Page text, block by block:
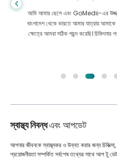
আমি আমার ছেলে এবং GoMedii-এর উজ্জ্বল
বাংলাদেশ থেকে ভারতে আমার যাত্রায়
ক্ষেত্রে আমরা সঠিক পছন্দ করেছি। চিকিৎসার
স্বাস্থ্য নিবন্ধএবং আপডেট
আপনার জীবনকে স্বাস্থ্যকর ও উন্নত করার জন্য
প্রয়োজনীয়তা সম্পর্কিত সর্বশেষ তথ্যের সাথে আপ টু